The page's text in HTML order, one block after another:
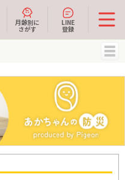
月齢別に
さがす
LINE
登録